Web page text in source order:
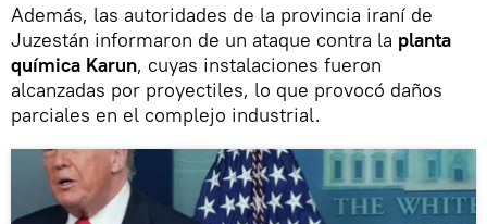
Además, las autoridades de la provincia iraní de
Juzestán informaron de un ataque contra la planta
química Karun, cuyas instalaciones fueron
alcanzadas por proyectiles, lo que provocó daños
parciales en el complejo industrial.